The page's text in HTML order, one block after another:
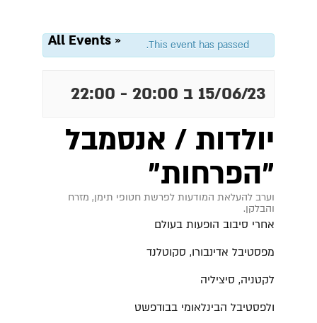
« All Events This event has passed.
15/06/23 ב 20:00 -
22:00
יולדות / אנסמבל
"הפרחות"
וערב להעלאת המודעות לפרשת חטופי תימן, מזרח
והבלקן.
אחרי סיבוב הופעות בעולם
מפסטיבל אדינבורו, סקוטלנד
לקטניה, סיציליה
ולפסטיבל הבינלאומי בבודפשט